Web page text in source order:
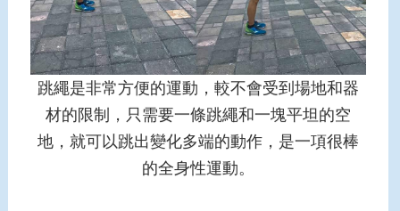
跳繩是非常方便的運動，較不會受到場地和器
材的限制，只需要一條跳繩和一塊平坦的空
地，就可以跳出變化多端的動作，是一項很棒
的全身性運動。